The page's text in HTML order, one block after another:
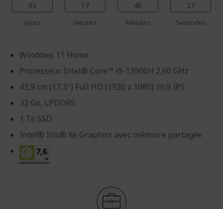
03
Jours
17
Heures
40
Minutes
27
Secondes
Windows 11 Home
Processeur Intel® Core™ i9-13900H 2,60 GHz
43,9 cm (17,3") Full HD (1920 x 1080) 16:9 IPS
32 Go, LPDDR5
1 To SSD
Intel® Iris® Xe Graphics avec mémoire partagée